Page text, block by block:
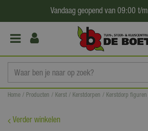
a
Home Producten Kerst Kerstdorpen Kerstdorp figuren
Vandaag geopend van 09:00 t/m
Verder winkelen